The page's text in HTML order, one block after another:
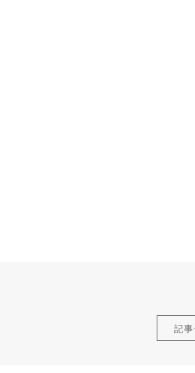
記